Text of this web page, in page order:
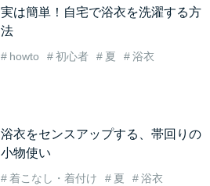
実は簡単！自宅で浴衣を洗濯する方
法
howto 初心者 夏 浴衣
浴衣をセンスアップする、帯回りの
小物使い
着こなし・着付け 夏 浴衣